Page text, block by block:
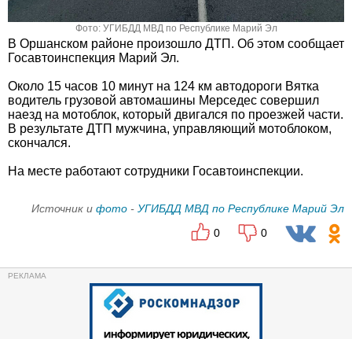
Фото: УГИБДД МВД по Республике Марий Эл
В Оршанском районе произошло ДТП. Об этом сообщает
Госавтоинспекция Марий Эл.
Около 15 часов 10 минут на 124 км автодороги Вятка
водитель грузовой автомашины Мерседес совершил
наезд на мотоблок, который двигался по проезжей части.
В результате ДТП мужчина, управляющий мотоблоком,
скончался.
На месте работают сотрудники Госавтоинспекции.
Источник и фото - УГИБДД МВД по Республике Марий Эл
0
0